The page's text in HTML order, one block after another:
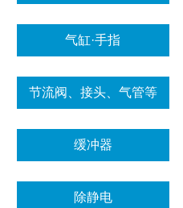
气缸·手指
节流阀、接头、气管等
缓冲器
除静电